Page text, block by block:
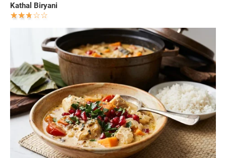
Kathal Biryani